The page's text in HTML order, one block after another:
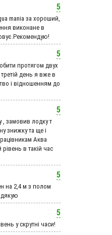
5
mania за хороший,
виконане в
5
протягом двух
день я вже в
і відношенням до
5
, замовив лодку т
знижку та ще і
Аква
в такій час
5
на 2,4 м з полом
5
у скрутні часи!